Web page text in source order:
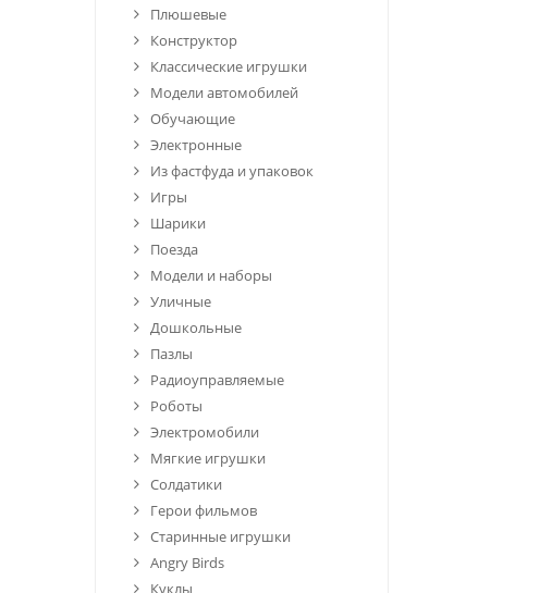
Плюшевые
Конструктор
Классические игрушки
Модели автомобилей
Обучающие
Электронные
Из фастфуда и упаковок
Игры
Шарики
Поезда
Модели и наборы
Уличные
Дошкольные
Пазлы
Радиоуправляемые
Роботы
Электромобили
Мягкие игрушки
Солдатики
Герои фильмов
Старинные игрушки
Angry Birds
Куклы